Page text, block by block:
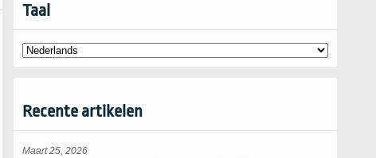
Taal
Recente artikelen
Maart 25, 2026